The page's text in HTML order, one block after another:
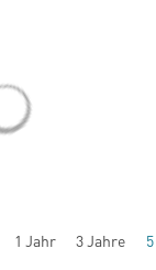
1 Jahr 3 Jahre